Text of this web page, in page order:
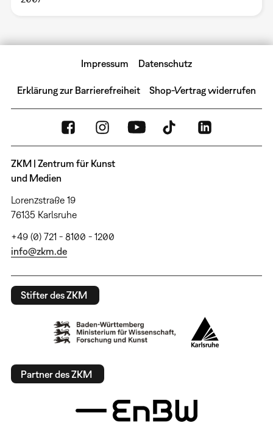
Impressum Datenschutz
Erklärung zur Barrierefreiheit Shop-Vertrag widerrufen
ZKM | Zentrum für Kunst
und Medien
Lorenzstraße 19
76135 Karlsruhe
+49 (0) 721 - 8100 - 1200
info@zkm.de
Stifter des ZKM
Partner des ZKM